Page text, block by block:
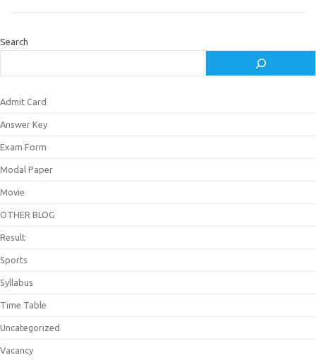
Search
Admit Card
Answer Key
Exam Form
Modal Paper
Movie
OTHER BLOG
Result
Sports
Syllabus
Time Table
Uncategorized
Vacancy